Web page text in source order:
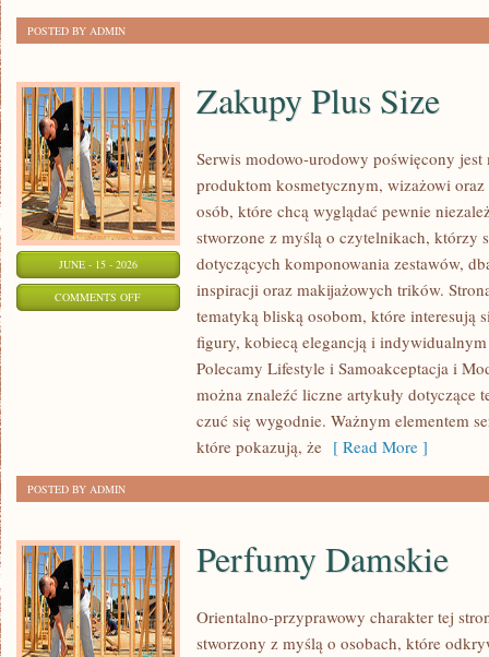
POSTED BY ADMIN
JUNE - 15 - 2026
COMMENTS OFFON
Zakupy Plus Size
Serwis modowo-urodowy poświęcony
produktom kosmetycznym, wizażowi
osób, które chcą wyglądać pewnie
stworzone z myślą o czytelnikach, którzy
dotyczących komponowania zestawów,
inspiracji oraz makijażowych trików.
tematyką bliską osobom, które interesują
figury, kobiecą elegancją i
Polecamy Lifestyle i Samoakceptacja i
można znaleźć liczne artykuły dotyczące
czuć się wygodnie. Ważnym elementem
które pokazują, że [ Read More ]
POSTED BY ADMIN
Perfumy Damskie
Orientalno-przyprawowy charakter tej
stworzony z myślą o osobach, które